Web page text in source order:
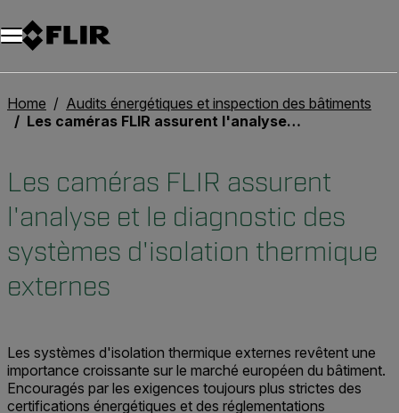
Unread messages
Modèle
Supprimer
articles
article
Ajouter au panier
Ajouté au panier
Home
Audits énergétiques et inspection des bâtiments
Les caméras FLIR assurent l'analyse et le diagnostic des systèmes d'isolation thermique externes
Les caméras FLIR assurent
l'analyse et le diagnostic des
systèmes d'isolation thermique
externes
Les systèmes d'isolation thermique externes revêtent une
importance croissante sur le marché européen du bâtiment.
Encouragés par les exigences toujours plus strictes des
certifications énergétiques et des réglementations